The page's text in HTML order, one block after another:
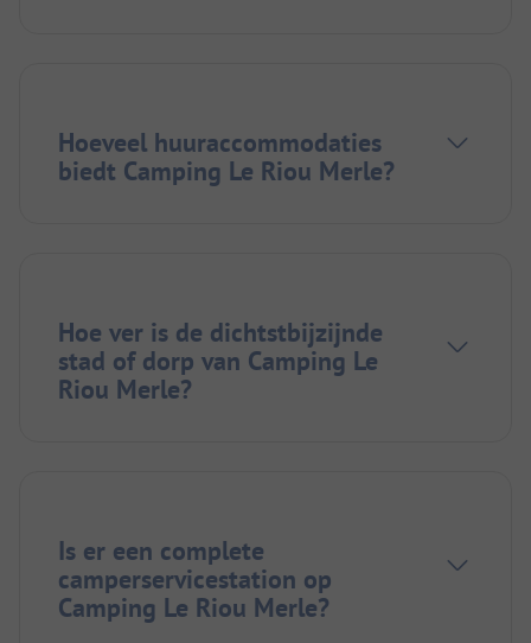
Hoeveel huuraccommodaties
biedt Camping Le Riou Merle?
Hoe ver is de dichtstbijzijnde
stad of dorp van Camping Le
Riou Merle?
Is er een complete
camperservicestation op
Camping Le Riou Merle?